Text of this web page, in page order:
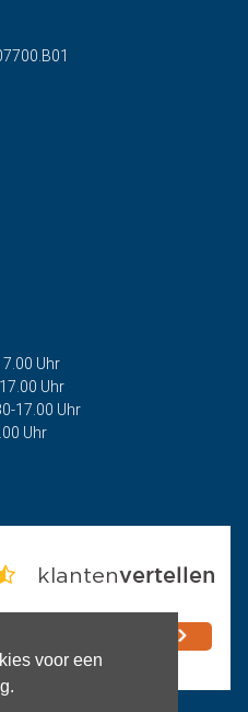
voor een
Uhr
Uhr
17.00 Uhr
Uhr